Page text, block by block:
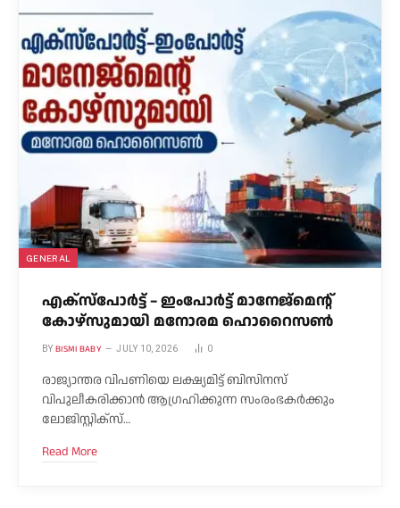
GENERAL
എക്സ്പോർട്ട് – ഇംപോർട്ട് മാനേജ്മെന്റ്
കോഴ്സുമായി മനോരമ ഹൊറൈസൺ
BY BISMI BABY JULY 10, 2026 0
രാജ്യാന്തര വിപണിയെ ലക്ഷ്യമിട്ട് ബിസിനസ്
വിപുലീകരിക്കാൻ ആഗ്രഹിക്കുന്ന സംരംഭകർക്കും
ലോജിസ്റ്റിക്സ്…
Read More